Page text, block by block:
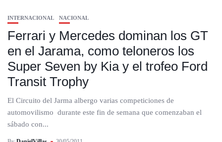
INTERNACIONAL NACIONAL
Ferrari y Mercedes dominan los GT
en el Jarama, como teloneros los
Super Seven by Kia y el trofeo Ford
Transit Trophy
El Circuito del Jarma albergo varias competiciones de
automovilismo durante este fin de semana que comenzaban el
sábado con...